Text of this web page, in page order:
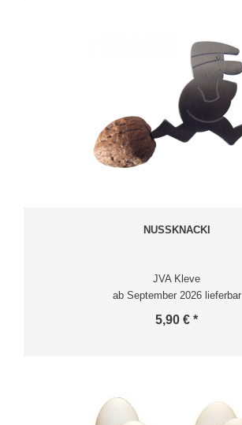
NUSSKNACKI
JVA Kleve
ab September 2026 lieferbar
5,90 € *